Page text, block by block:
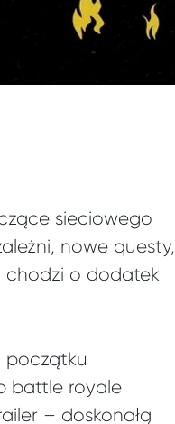
sieciowego
nowe questy,
chodzi o dodatek
początku
battle royale
– doskonałą